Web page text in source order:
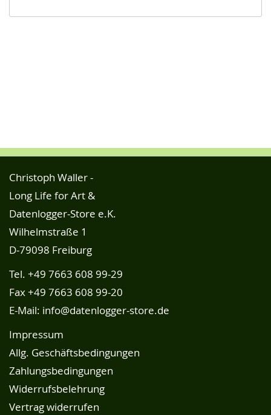
Christoph Waller -
Long Life for Art &
Datenlogger-Store e.K.
Wilhelmstraße 1
D-79098 Freiburg
Tel. +49 7663 608 99-29
Fax +49 7663 608 99-20
E-Mail: info@datenlogger-store.de
Impressum
Allg. Geschäftsbedingungen
Zahlungsbedingungen
Widerrufsbelehrung
Vertrag widerrufen